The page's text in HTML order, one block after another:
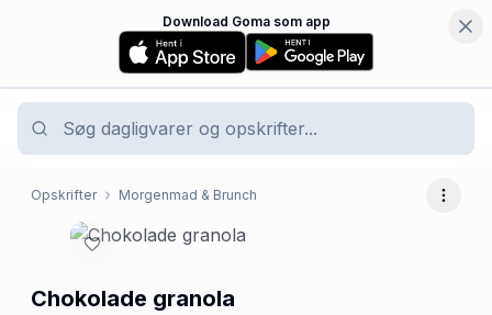
Download Goma som app
Opskrifter Morgenmad & Brunch Flere
Chokolade granola